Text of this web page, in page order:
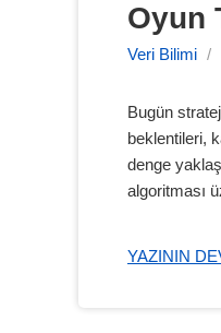
Oyun
Veri Bilimi /
Bugün
beklentileri,
denge
algoritması
YAZININ